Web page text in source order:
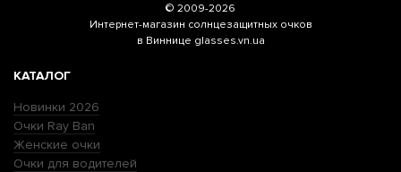
© 2009-2026
Интернет-магазин солнцезащитных очков
в Виннице glasses.vn.ua
КАТАЛОГ
Новинки 2026
Очки Ray Ban
Женские очки
Очки для водителей